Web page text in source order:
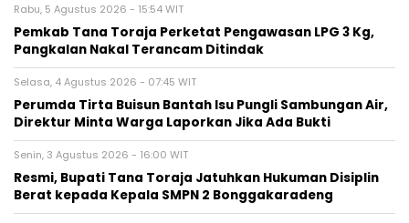
Rabu, 5 Agustus 2026 - 15:54 WIT
Pemkab Tana Toraja Perketat Pengawasan LPG 3 Kg,
Pangkalan Nakal Terancam Ditindak
Selasa, 4 Agustus 2026 - 07:45 WIT
Perumda Tirta Buisun Bantah Isu Pungli Sambungan Air,
Direktur Minta Warga Laporkan Jika Ada Bukti
Senin, 3 Agustus 2026 - 16:00 WIT
Resmi, Bupati Tana Toraja Jatuhkan Hukuman Disiplin
Berat kepada Kepala SMPN 2 Bonggakaradeng